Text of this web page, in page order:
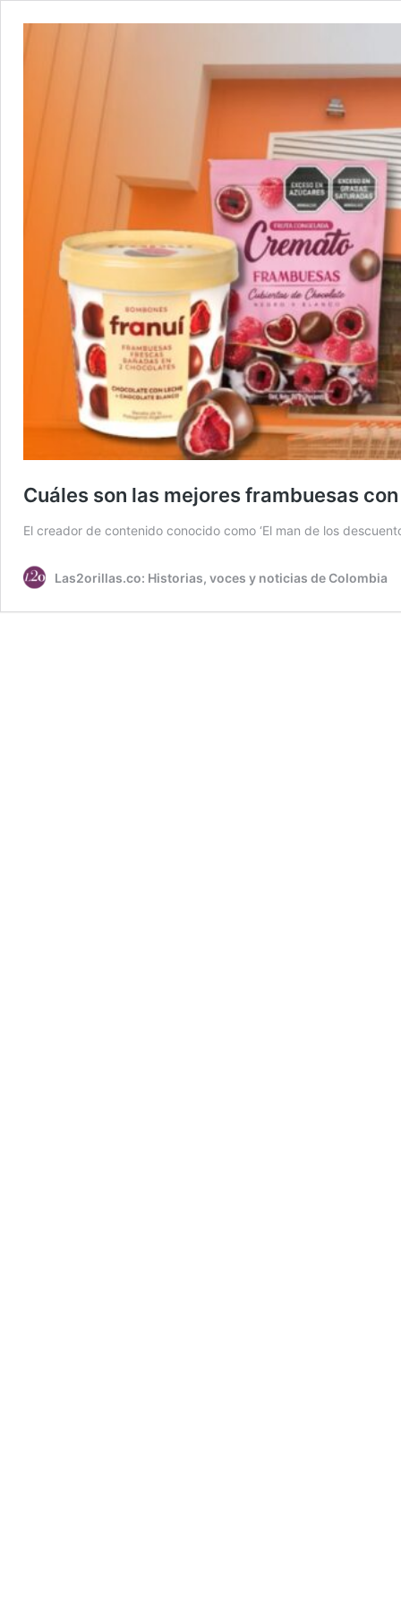
Cuáles son las mejores frambuesas
El creador de contenido conocido como ‘El man de los
Las2orillas.co: Historias, voces y noticias de Colombia